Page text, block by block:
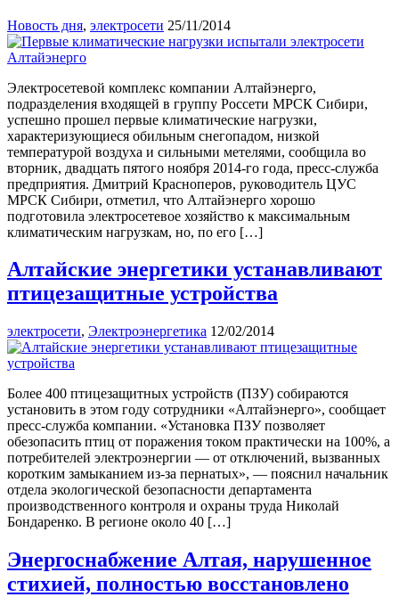
Новость дня, электросети 25/11/2014
Электросетевой комплекс компании Алтайэнерго,
подразделения входящей в группу Россети МРСК Сибири,
успешно прошел первые климатические нагрузки,
характеризующиеся обильным снегопадом, низкой
температурой воздуха и сильными метелями, сообщила во
вторник, двадцать пятого ноября 2014-го года, пресс-служба
предприятия. Дмитрий Красноперов, руководитель ЦУС
МРСК Сибири, отметил, что Алтайэнерго хорошо
подготовила электросетевое хозяйство к максимальным
климатическим нагрузкам, но, по его […]
Алтайские энергетики устанавливают
птицезащитные устройства
электросети, Электроэнергетика 12/02/2014
Более 400 птицезащитных устройств (ПЗУ) собираются
установить в этом году сотрудники «Алтайэнерго», сообщает
пресс-служба компании. «Установка ПЗУ позволяет
обезопасить птиц от поражения током практически на 100%, а
потребителей электроэнергии — от отключений, вызванных
коротким замыканием из-за пернатых», — пояснил начальник
отдела экологической безопасности департамента
производственного контроля и охраны труда Николай
Бондаренко. В регионе около 40 […]
Энергоснабжение Алтая, нарушенное
стихией, полностью восстановлено